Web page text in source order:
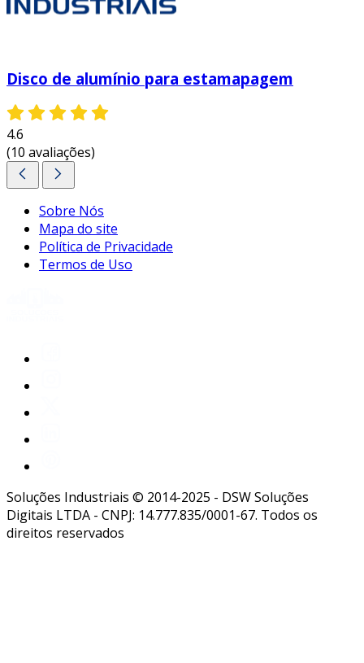
necessidades específicas de sua empresa.
a aquisição de discos de alumínio pode ser a
solução ideal.
Disco de alumínio para estamapagem
4.6
(10 avaliações)
Sobre Nós
Mapa do site
Política de Privacidade
Termos de Uso
Soluções Industriais © 2014-2025 - DSW Soluções
Digitais LTDA - CNPJ: 14.777.835/0001-67. Todos os
direitos reservados